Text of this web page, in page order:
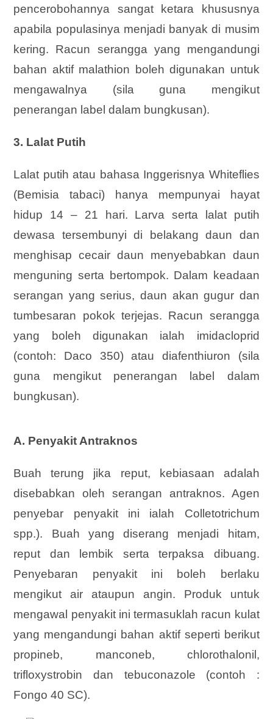
pencerobohannya sangat ketara khususnya
apabila populasinya menjadi banyak di musim
kering. Racun serangga yang mengandungi
bahan aktif malathion boleh digunakan untuk
mengawalnya (sila guna mengikut
penerangan label dalam bungkusan).
3. Lalat Putih
Lalat putih atau bahasa Inggerisnya Whiteflies
(Bemisia tabaci) hanya mempunyai hayat
hidup 14 – 21 hari. Larva serta lalat putih
dewasa tersembunyi di belakang daun dan
menghisap cecair daun menyebabkan daun
menguning serta bertompok. Dalam keadaan
serangan yang serius, daun akan gugur dan
tumbesaran pokok terjejas. Racun serangga
yang boleh digunakan ialah imidacloprid
(contoh: Daco 350) atau diafenthiuron (sila
guna mengikut penerangan label dalam
bungkusan).
A. Penyakit Antraknos
Buah terung jika reput, kebiasaan adalah
disebabkan oleh serangan antraknos. Agen
penyebar penyakit ini ialah Colletotrichum
spp.). Buah yang diserang menjadi hitam,
reput dan lembik serta terpaksa dibuang.
Penyebaran penyakit ini boleh berlaku
mengikut air ataupun angin. Produk untuk
mengawal penyakit ini termasuklah racun kulat
yang mengandungi bahan aktif seperti berikut
propineb, manconeb, chlorothalonil,
trifloxystrobin dan tebuconazole (contoh :
Fongo 40 SC).